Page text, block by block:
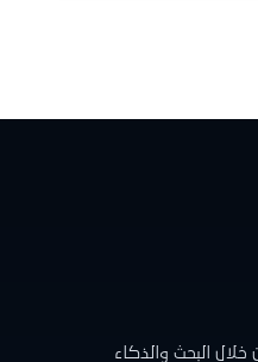
البحث والذكاء